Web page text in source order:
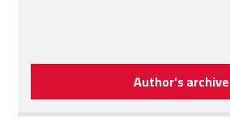
Author's archive